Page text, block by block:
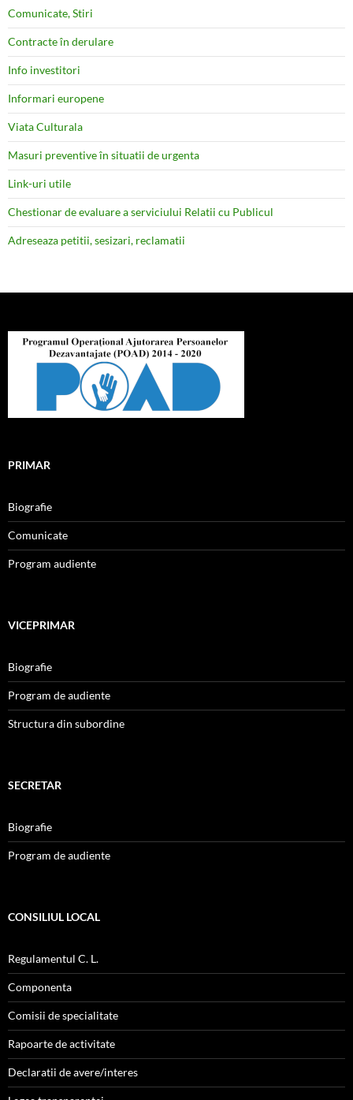
Comunicate, Stiri
Contracte în derulare
Info investitori
Informari europene
Viata Culturala
Masuri preventive în situatii de urgenta
Link-uri utile
Chestionar de evaluare a serviciului Relatii cu Publicul
Adreseaza petitii, sesizari, reclamatii
PRIMAR
Biografie
Comunicate
Program audiente
VICEPRIMAR
Biografie
Program de audiente
Structura din subordine
SECRETAR
Biografie
Program de audiente
CONSILIUL LOCAL
Regulamentul C. L.
Componenta
Comisii de specialitate
Rapoarte de activitate
Declaratii de avere/interes